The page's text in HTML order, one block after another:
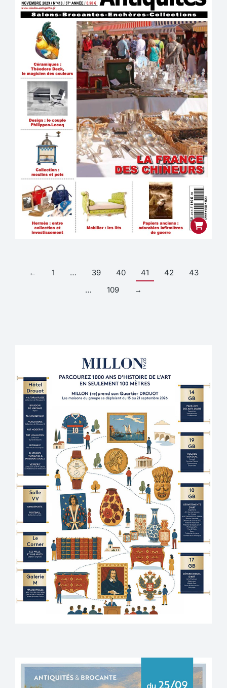
← 1 … 39 40 41 42
43
…
109 →